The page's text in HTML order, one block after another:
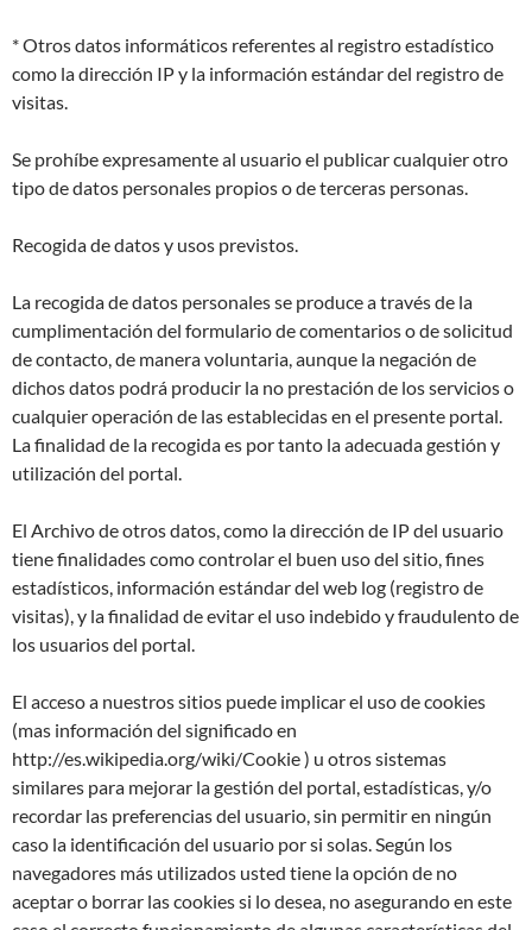
* Otros datos informáticos referentes al registro estadístico
como la dirección IP y la información estándar del registro de
visitas.
Se prohíbe expresamente al usuario el publicar cualquier otro
tipo de datos personales propios o de terceras personas.
Recogida de datos y usos previstos.
La recogida de datos personales se produce a través de la
cumplimentación del formulario de comentarios o de solicitud
de contacto, de manera voluntaria, aunque la negación de
dichos datos podrá producir la no prestación de los servicios o
cualquier operación de las establecidas en el presente portal.
La finalidad de la recogida es por tanto la adecuada gestión y
utilización del portal.
El Archivo de otros datos, como la dirección de IP del usuario
tiene finalidades como controlar el buen uso del sitio, fines
estadísticos, información estándar del web log (registro de
visitas), y la finalidad de evitar el uso indebido y fraudulento de
los usuarios del portal.
El acceso a nuestros sitios puede implicar el uso de cookies
(mas información del significado en
http://es.wikipedia.org/wiki/Cookie ) u otros sistemas
similares para mejorar la gestión del portal, estadísticas, y/o
recordar las preferencias del usuario, sin permitir en ningún
caso la identificación del usuario por si solas. Según los
navegadores más utilizados usted tiene la opción de no
aceptar o borrar las cookies si lo desea, no asegurando en este